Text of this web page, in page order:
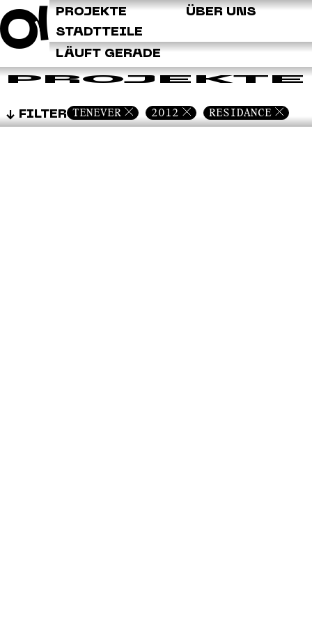
ÜBER UNS
PROJEKTE
STADTTEILE
LÄUFT GERADE
PROJEKTE
FILTER TENEVER 2012 RESIDANCE